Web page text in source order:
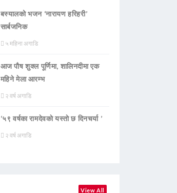
बस्यालको भजन ‘नारायण हरिहरी’
सार्बजनिक
५ महिना अगाडि
आज पौष शुक्ल पूर्णिमा, शालिनदीमा एक
महिने मेला आरम्भ
२ वर्ष अगाडि
‘५९ वर्षका रामदेवकाे यस्ताे छ दिनचर्या ’
२ वर्ष अगाडि
View All